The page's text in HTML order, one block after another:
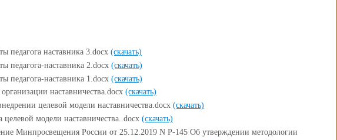
педагога наставника 3.docx (скачать)
педагога-наставника 2.docx (скачать)
педагога-наставника 1.docx (скачать)
наставничества.docx (скачать)
целевой модели наставничества.docx (скачать)
целевой модели наставничества..docx (скачать)
Минпросвещения России от 25.12.2019 N Р-145 Об утверждении методологии